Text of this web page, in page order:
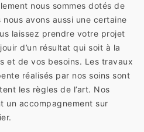
nous sommes dotés de
avons aussi une certaine
laissez prendre votre projet
d’un résultat qui soit à la
et de vos besoins. Les travaux
réalisés par nos soins sont
les règles de l’art. Nos
un accompagnement sur